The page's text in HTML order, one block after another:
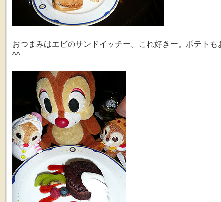
おつまみはエビのサンドイッチー。これ好きー。ポテトも
^^